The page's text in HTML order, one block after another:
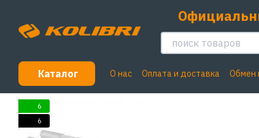
Каталог О нас Оплата и доставка Обмен
6
6